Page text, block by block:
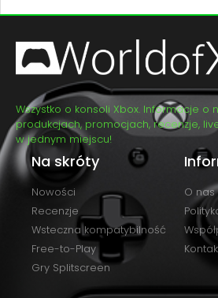
Wszystko o konsoli Xbox. Informacje o
produkcjach, promocjach, recenzje,
w jednym miejscu!
Na skróty
Nowości
Recenzje
Wsteczna kompatybilność
Free-to-Play
Gry Splitscreen
O nas